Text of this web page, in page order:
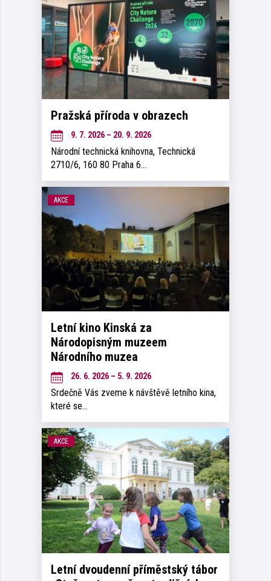
Pražská příroda v obrazech
9. 7. 2026 – 20. 9. 2026
Národní technická knihovna, Technická
2710/6, 160 80 Praha 6…
AKCE
Letní kino Kinská za
Národopisným muzeem
Národního muzea
26. 6. 2026 – 5. 9. 2026
Srdečně Vás zveme k návštěvě letního kina,
které se…
AKCE
Letní dvoudenní příměstský tábor